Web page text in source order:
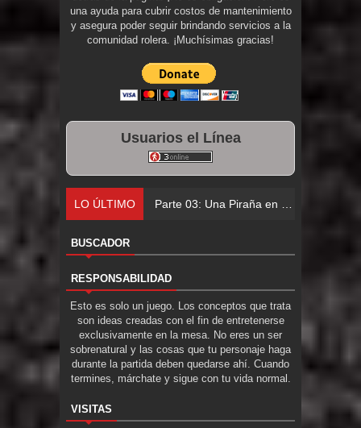
una ayuda para cubrir costos de mantenimiento
y asegura poder seguir brindando servicios a la
comunidad rolera. ¡Muchísimas gracias!
Usuarios el Línea
LO ÚLTIMO Parte 03: Una Piraña en el Bidé
BUSCADOR
RESPONSABILIDAD
Esto es solo un juego. Los conceptos que trata
son ideas creadas con el fin de entretenerse
exclusivamente en la mesa. No eres un ser
sobrenatural y las cosas que tu personaje haga
durante la partida deben quedarse ahí. Cuando
termines, márchate y sigue con tu vida normal.
VISITAS